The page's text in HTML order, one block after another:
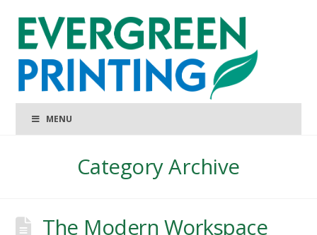
MENU
Category Archive
The Modern Workspace